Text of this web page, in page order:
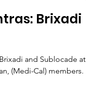
Brixadi
and Sublocade at
(Medi-Cal) members.